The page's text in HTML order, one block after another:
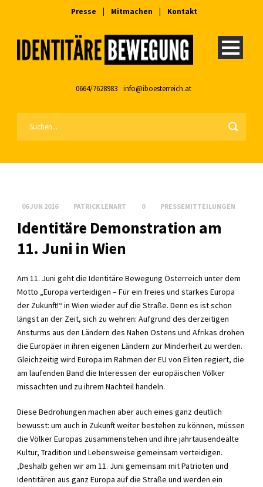
Presse Mitmachen Kontakt
0664/7628983 info@iboesterreich.at
06 JUN 2016 PATRICK LENART 0 PRESSEMITTEILUNGEN
Identitäre Demonstration am
11. Juni in Wien
Am 11. Juni geht die Identitäre Bewegung Österreich unter dem
Motto „Europa verteidigen – Für ein freies und starkes Europa
der Zukunft!“ in Wien wieder auf die Straße. Denn es ist schon
längst an der Zeit, sich zu wehren: Aufgrund des derzeitigen
Ansturms aus den Ländern des Nahen Ostens und Afrikas drohen
die Europäer in ihren eigenen Ländern zur Minderheit zu werden.
Gleichzeitig wird Europa im Rahmen der EU von Eliten regiert, die
am laufenden Band die Interessen der europäischen Völker
missachten und zu ihrem Nachteil handeln.
Diese Bedrohungen machen aber auch eines ganz deutlich
bewusst: um auch in Zukunft weiter bestehen zu können, müssen
die Völker Europas zusammenstehen und ihre jahrtausendealte
Kultur, Tradition und Lebensweise gemeinsam verteidigen.
‚Deshalb gehen wir am 11. Juni gemeinsam mit Patrioten und
Identitären aus ganz Europa auf die Straße und werden ein